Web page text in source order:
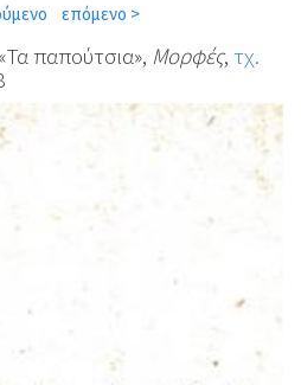
επόμενο >
παπούτσια», Μορφές, τχ.